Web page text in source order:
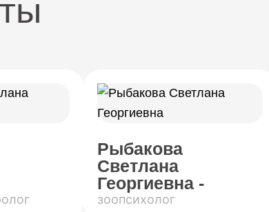
Рыбакова
Светлана
Георгиевна -
зоопсихолог